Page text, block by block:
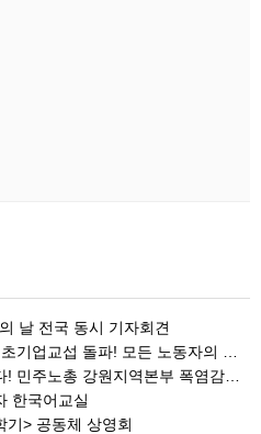
날 전국 동시 기자회견
노동자의 노동기본권 쟁취! 민주노총 7.15 총파업대회
강원지역본부 폭염감시단 선포 기자회견
한국어교실
기> 공동체 상영회